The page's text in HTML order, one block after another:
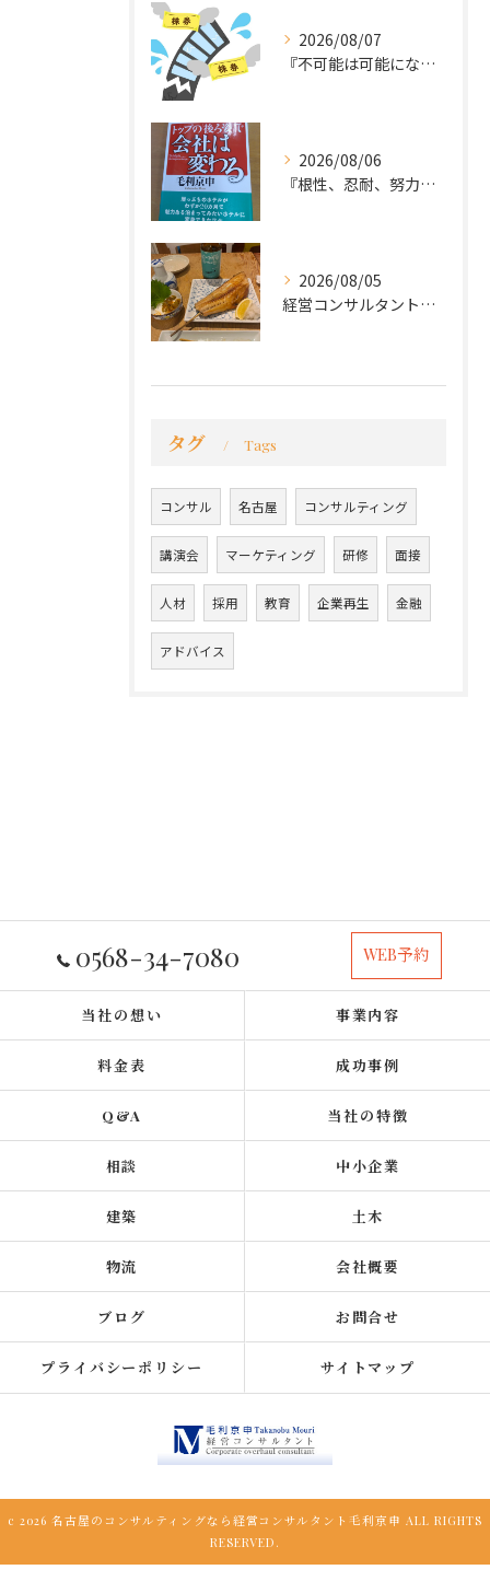
2026/08/07
『不可能は可能になる』
2026/08/06
『根性、忍耐、努力という言葉は死語なのか』
2026/08/05
経営コンサルタントのモーちゃん・毛利京申です。
タグ Tags
コンサル 名古屋 コンサルティング
講演会 マーケティング 研修 面接
人材 採用 教育 企業再生 金融
アドバイス
0568-34-7080 WEB予約
当社の想い 事業内容
料金表 成功事例
Q&A 当社の特徴
相談 中小企業
建築 土木
物流 会社概要
ブログ お問合せ
プライバシーポリシー サイトマップ
c 2026 名古屋のコンサルティングなら経営コンサルタント毛利京申 ALL RIGHTS
RESERVED.